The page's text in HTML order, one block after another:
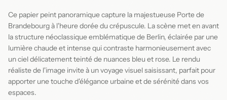
Ce papier peint panoramique capture la majestueuse Porte de
Brandebourg à l'heure dorée du crépuscule. La scène met en avant
la structure néoclassique emblématique de Berlin, éclairée par une
lumière chaude et intense qui contraste harmonieusement avec
un ciel délicatement teinté de nuances bleu et rose. Le rendu
réaliste de l'image invite à un voyage visuel saisissant, parfait pour
apporter une touche d'élégance urbaine et de sérénité dans vos
espaces.